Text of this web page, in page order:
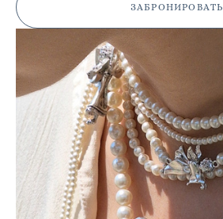
ЗАБРОНИРОВАТЬ